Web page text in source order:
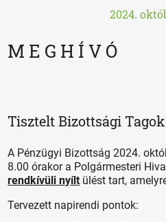
2024.
M E G H Í V Ó
Tisztelt Bizottsági
A Pénzügyi Bizottság 2024.
8.00 órakor a Polgármesteri
rendkívüli nyílt ülést tart,
Tervezett napirendi pontok: